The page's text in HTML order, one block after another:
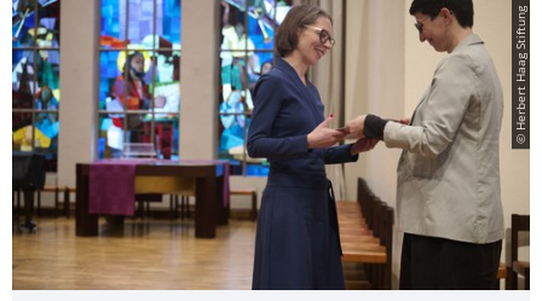
© Herbert Haag Stiftung